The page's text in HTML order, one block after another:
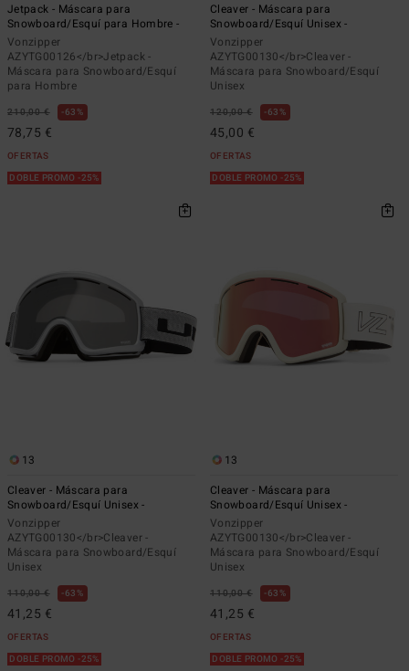
Jetpack - Máscara para
Snowboard/Esquí para Hombre -
Vonzipper
AZYTG00126</br>Jetpack -
Máscara para Snowboard/Esquí
para Hombre
210,00 € 63%
78,75 €
OFERTAS
DOBLE PROMO -25%
Cleaver - Máscara para
Snowboard/Esquí Unisex -
Vonzipper
AZYTG00130</br>Cleaver -
Máscara para Snowboard/Esquí
Unisex
120,00 € 63%
45,00 €
OFERTAS
DOBLE PROMO -25%
13
Cleaver - Máscara para
Snowboard/Esquí Unisex -
Vonzipper
AZYTG00130</br>Cleaver -
Máscara para Snowboard/Esquí
Unisex
110,00 € 63%
41,25 €
OFERTAS
DOBLE PROMO -25%
13
Cleaver - Máscara para
Snowboard/Esquí Unisex -
Vonzipper
AZYTG00130</br>Cleaver -
Máscara para Snowboard/Esquí
Unisex
110,00 € 63%
41,25 €
OFERTAS
DOBLE PROMO -25%